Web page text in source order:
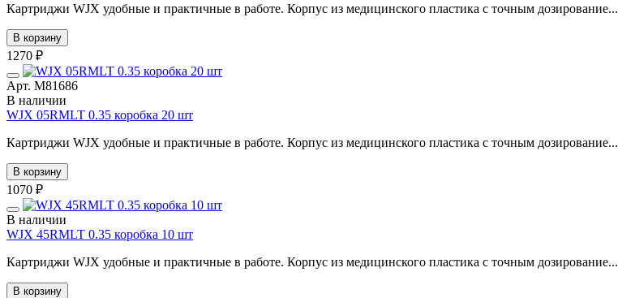
Картриджи WJX удобные и практичные в работе. Корпус из медицинского пластика с точным дозирование...
В корзину
1270 ₽
Арт. М81686
В наличии
WJX 05RMLT 0.35 коробка 20 шт
Картриджи WJX удобные и практичные в работе. Корпус из медицинского пластика с точным дозирование...
В корзину
1070 ₽
В наличии
WJX 45RMLT 0.35 коробка 10 шт
Картриджи WJX удобные и практичные в работе. Корпус из медицинского пластика с точным дозирование...
В корзину